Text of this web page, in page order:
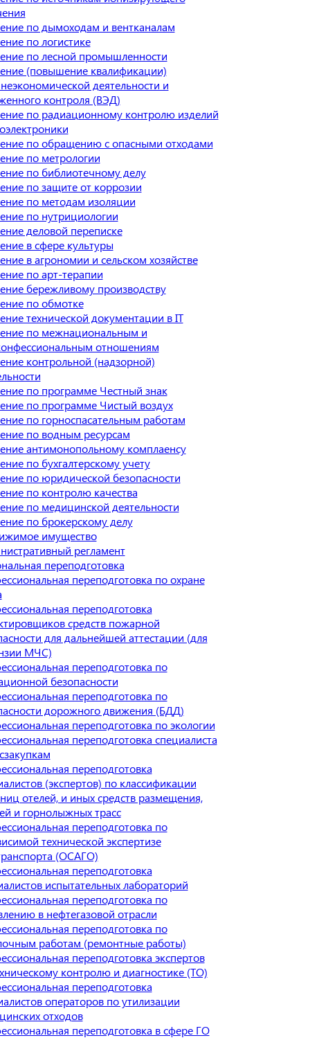
по дымоходам и вентканалам
по логистике
по лесной промышленности
(повышение квалификации)
деятельности и
контроля (ВЭД)
по радиационному контролю изделий
по обращению с опасными отходами
по метрологии
по библиотечному делу
по защите от коррозии
по методам изоляции
по нутрициологии
деловой переписке
в сфере культуры
в агрономии и сельском хозяйстве
по арт-терапии
бережливому производству
по обмотке
технической документации в IT
по межнациональным и
отношениям
контрольной (надзорной)
по программе Честный знак
по программе Чистый воздух
по горноспасательным работам
по водным ресурсам
антимонопольному комплаенсу
по бухгалтерскому учету
по юридической безопасности
по контролю качества
по медицинской деятельности
по брокерскому делу
имущество
регламент
переподготовка
переподготовка по охране
переподготовка
средств пожарной
для дальнейшей аттестации (для
МЧС)
переподготовка по
безопасности
переподготовка по
дорожного движения (БДД)
переподготовка по экологии
переподготовка специалиста
переподготовка
(экспертов) по классификации
отелей, и иных средств размещения,
и горнолыжных трасс
переподготовка по
технической экспертизе
(ОСАГО)
переподготовка
испытательных лабораторий
переподготовка по
в нефтегазовой отрасли
переподготовка по
работам (ремонтные работы)
переподготовка экспертов
контролю и диагностике (ТО)
переподготовка
операторов по утилизации
отходов
переподготовка в сфере ГО